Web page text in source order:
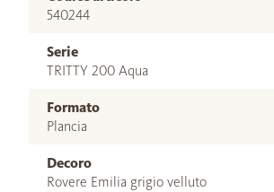
540244
Serie
TRITTY 200 Aqua
Formato
Plancia
Decoro
Rovere Emilia grigio velluto